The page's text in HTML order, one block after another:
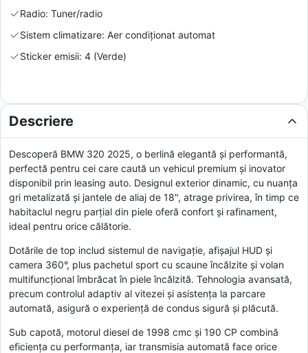
Radio: Tuner/radio
Sistem climatizare: Aer condiționat automat
Sticker emisii: 4 (Verde)
Descriere
Descoperă BMW 320 2025, o berlină elegantă și performantă,
perfectă pentru cei care caută un vehicul premium și inovator
disponibil prin leasing auto. Designul exterior dinamic, cu nuanța
gri metalizată și jantele de aliaj de 18", atrage privirea, în timp ce
habitaclul negru parțial din piele oferă confort și rafinament,
ideal pentru orice călătorie.
Dotările de top includ sistemul de navigație, afișajul HUD și
camera 360°, plus pachetul sport cu scaune încălzite și volan
multifuncțional îmbrăcat în piele încălzită. Tehnologia avansată,
precum controlul adaptiv al vitezei și asistența la parcare
automată, asigură o experiență de condus sigură și plăcută.
Sub capotă, motorul diesel de 1998 cmc și 190 CP combină
eficiența cu performanța, iar transmisia automată face orice